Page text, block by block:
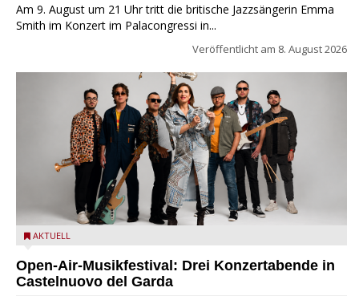
Am 9. August um 21 Uhr tritt die britische Jazzsängerin Emma
Smith im Konzert im Palacongressi in...
Veröffentlicht am 8. August 2026
Castelnuovo del Garda: Die "Dirotta su Cuba" zu Gast beim
AKTUELL
Open-Air-Musikfestival: Drei Konzertabende in
Castelnuovo del Garda